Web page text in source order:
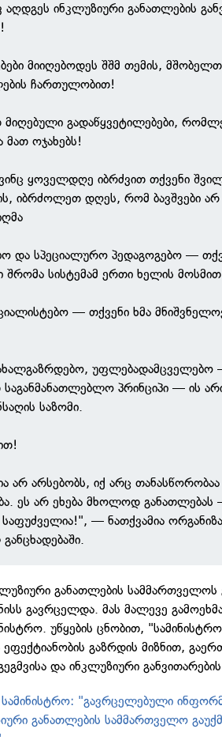
ინკლუზიური განათლების
მიიღებოდეს შშმ თემის,
ჩართულობით!
მიღებული გადაწყვეტილებები,
მათ ოჯახებს!
ყოველდღე იბრძვით თქვენი
იბრძოლეთ დღეს, რომ ბავშვები არ
და სპეციალურო პედაგოგებო —
სისტემამ ერთი ხელის
— თქვენი ხმა
უფლებადამცველებო
პრინციპი — ის
საზომი.
არ არსებობს, იქ არც
ეს არ ეხება მხოლოდ განათლებას
საფუძველია!", — ნათქვამია
განათლების სამმართველოს
გავრცელდა. მას მალევე
უწყების ცნობით,
ეფექტიანობის გაზრდის მიზნით,
და ინკლუზიური
"გავრცელებული
განათლების სამმართველო